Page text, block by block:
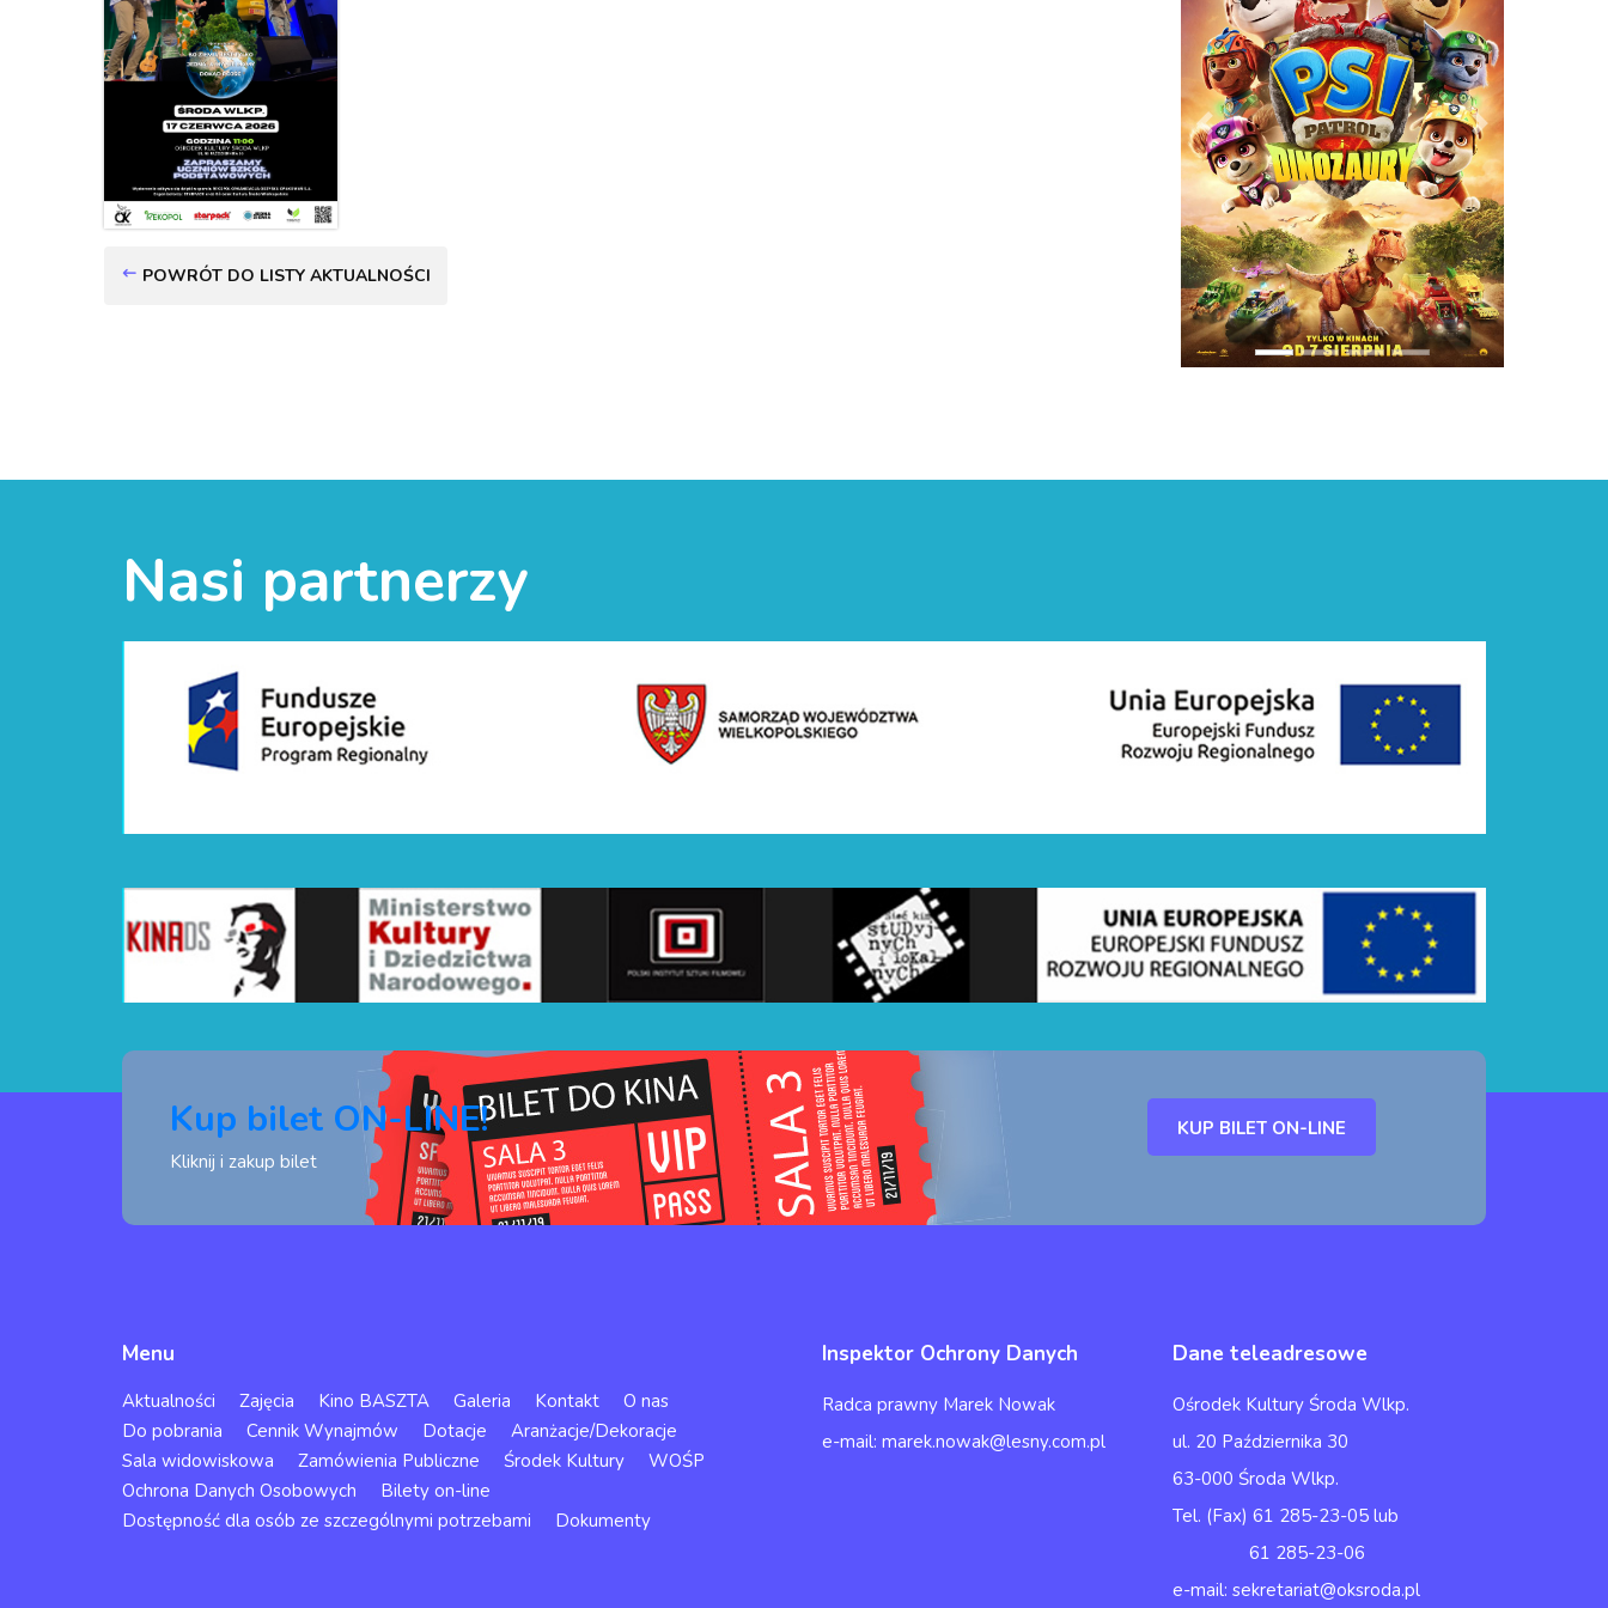
POWRÓT DO LISTY AKTUALNOŚCI
PREVIOUS NEXT
Nasi partnerzy
Kup bilet ON-LINE!
Kliknij i zakup bilet
KUP BILET ON-LINE
Menu
Aktualności Zajęcia Kino BASZTA Galeria Kontakt
O nas
Do pobrania
Cennik Wynajmów Dotacje
Aranżacje/Dekoracje
Sala widowiskowa
Zamówienia Publiczne Środek Kultury
WOŚP
Ochrona Danych Osobowych
Bilety on-line
Dostępność dla osób ze szczególnymi potrzebami
Dokumenty
Inspektor Ochrony Danych
Radca prawny Marek Nowak
e-mail: marek.nowak@lesny.com.pl
Dane teleadresowe
Ośrodek Kultury Środa Wlkp.
ul. 20 Października 30
63-000 Środa Wlkp.
Tel. (Fax) 61 285-23-05 lub
61 285-23-06
e-mail: sekretariat@oksroda.pl